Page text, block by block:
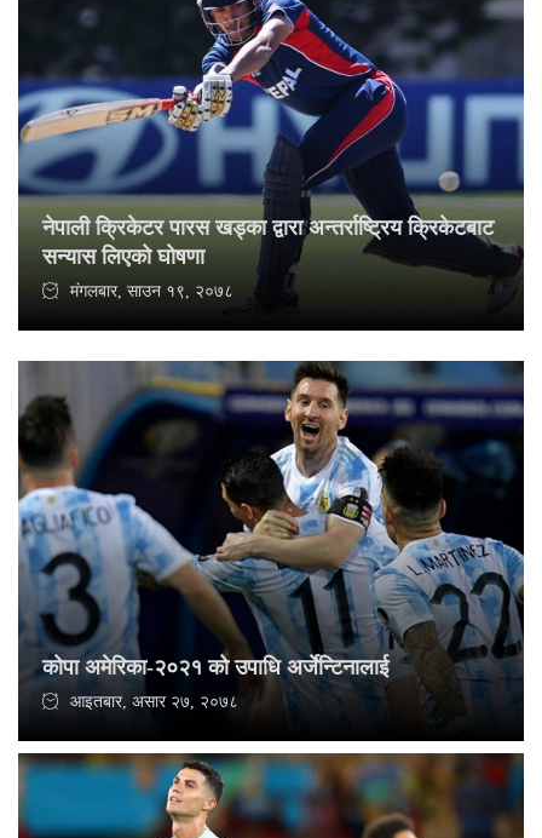
नेपाली क्रिकेटर पारस खड्का द्वारा अन्तर्राष्ट्रिय क्रिकेटबाट
सन्यास लिएको घोषणा
मंगलबार, साउन १९, २०७८
कोपा अमेरिका-२०२१ को उपाधि अर्जेन्टिनालाई
आइतबार, असार २७, २०७८